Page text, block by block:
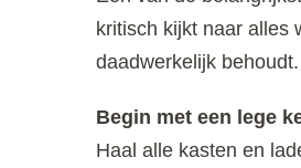
kritisch kijkt naar alles
daadwerkelijk behoudt.
Begin met een lege
Haal alle kasten en